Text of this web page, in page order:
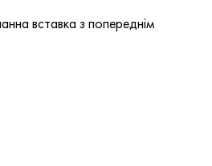
вставка з попереднім